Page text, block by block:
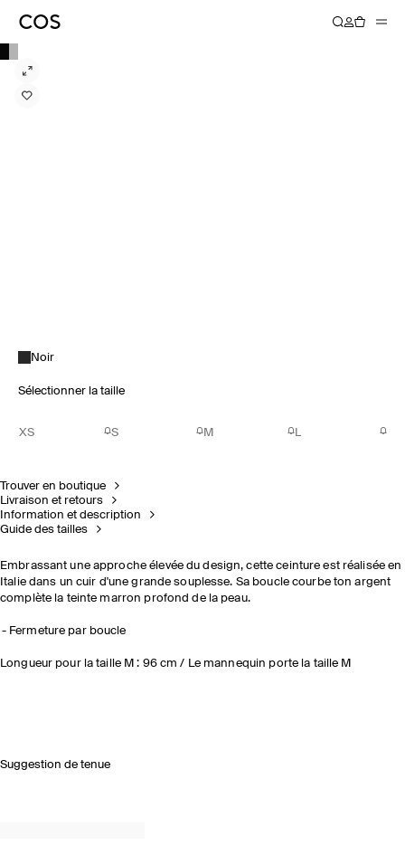
Noir
Sélectionner la taille
XS S M L
Trouver en boutique
Livraison et retours
Information et description
Guide des tailles
Embrassant une approche élevée du design, cette ceinture est réalisée en
Italie dans un cuir d'une grande souplesse. Sa boucle courbe ton argent
complète la teinte marron profond de la peau.
Fermeture par boucle
Longueur pour la taille M : 96 cm / Le mannequin porte la taille M
Suggestion de tenue